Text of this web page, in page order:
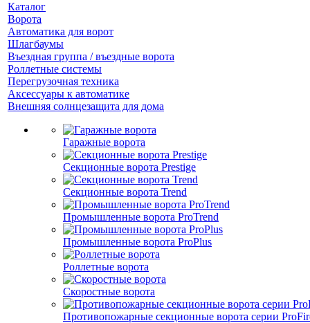
Каталог
Ворота
Автоматика для ворот
Шлагбаумы
Въездная группа / въездные ворота
Роллетные системы
Перегрузочная техника
Аксессуары к автоматике
Внешняя солнцезащита для дома
Гаражные ворота
Секционные ворота Prestige
Секционные ворота Trend
Промышленные ворота ProTrend
Промышленные ворота ProPlus
Роллетные ворота
Скоростные ворота
Противопожарные секционные ворота серии